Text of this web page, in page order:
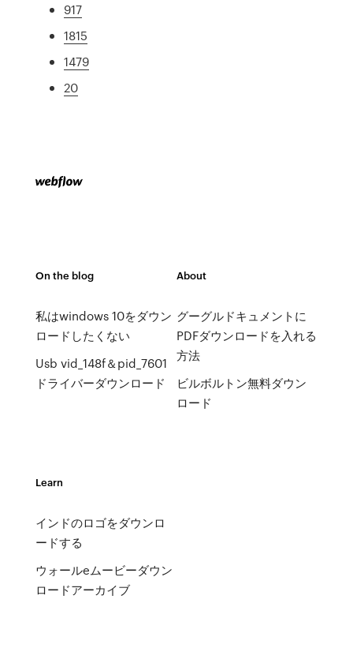
917
1815
1479
20
On the blog
私はwindows 10をダウン
ロードしたくない
Usb vid_148f＆pid_7601
ドライバーダウンロード
About
グーグルドキュメントに
PDFダウンロードを入れる
方法
ビルボルトン無料ダウン
ロード
Learn
インドのロゴをダウンロ
ードする
ウォールeムービーダウン
ロードアーカイブ